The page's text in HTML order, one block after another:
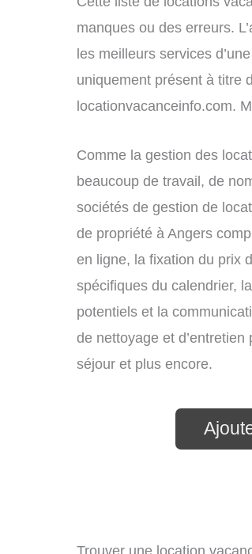
manques ou des erreurs.
les meilleurs services
uniquement présent à titre
locationvacanceinfo.com.
Comme la gestion des
beaucoup de travail, de
sociétés de gestion de
de propriété à Angers
en ligne, la fixation du prix
spécifiques du calendrier,
potentiels et la
de nettoyage et
séjour et plus encore.
Trouver une location